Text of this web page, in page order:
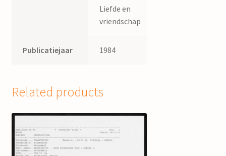
Liefde en
vriendschap
Publicatiejaar 1984
Related products